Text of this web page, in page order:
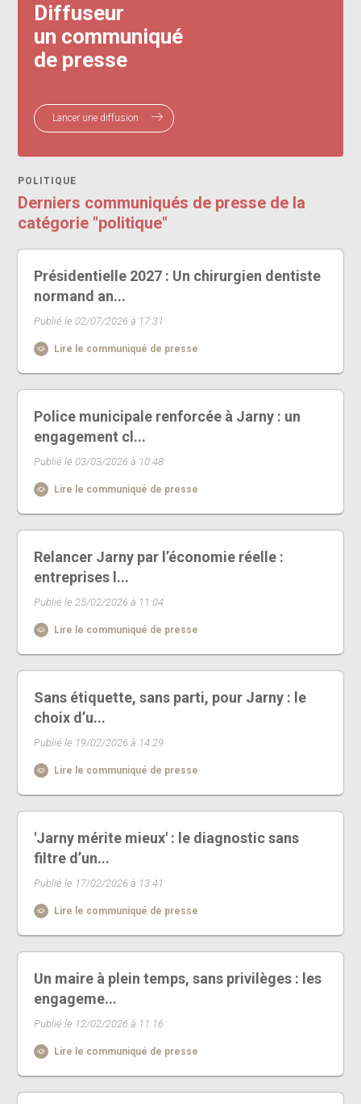
Diffuseur
un communiqué
de presse
Lancer une diffusion
POLITIQUE
Derniers communiqués de presse de la
catégorie "politique"
Présidentielle 2027 : Un chirurgien dentiste
normand an...
Publié le 02/07/2026 à 17:31
Lire le communiqué de presse
Police municipale renforcée à Jarny : un
engagement cl...
Publié le 03/03/2026 à 10:48
Lire le communiqué de presse
Relancer Jarny par l’économie réelle :
entreprises l...
Publié le 25/02/2026 à 11:04
Lire le communiqué de presse
Sans étiquette, sans parti, pour Jarny : le
choix d’u...
Publié le 19/02/2026 à 14:29
Lire le communiqué de presse
'Jarny mérite mieux' : le diagnostic sans
filtre d’un...
Publié le 17/02/2026 à 13:41
Lire le communiqué de presse
Un maire à plein temps, sans privilèges : les
engageme...
Publié le 12/02/2026 à 11:16
Lire le communiqué de presse